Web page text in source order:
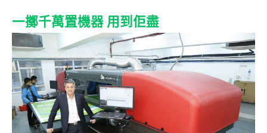
一擲千萬置機器 用到佢盡